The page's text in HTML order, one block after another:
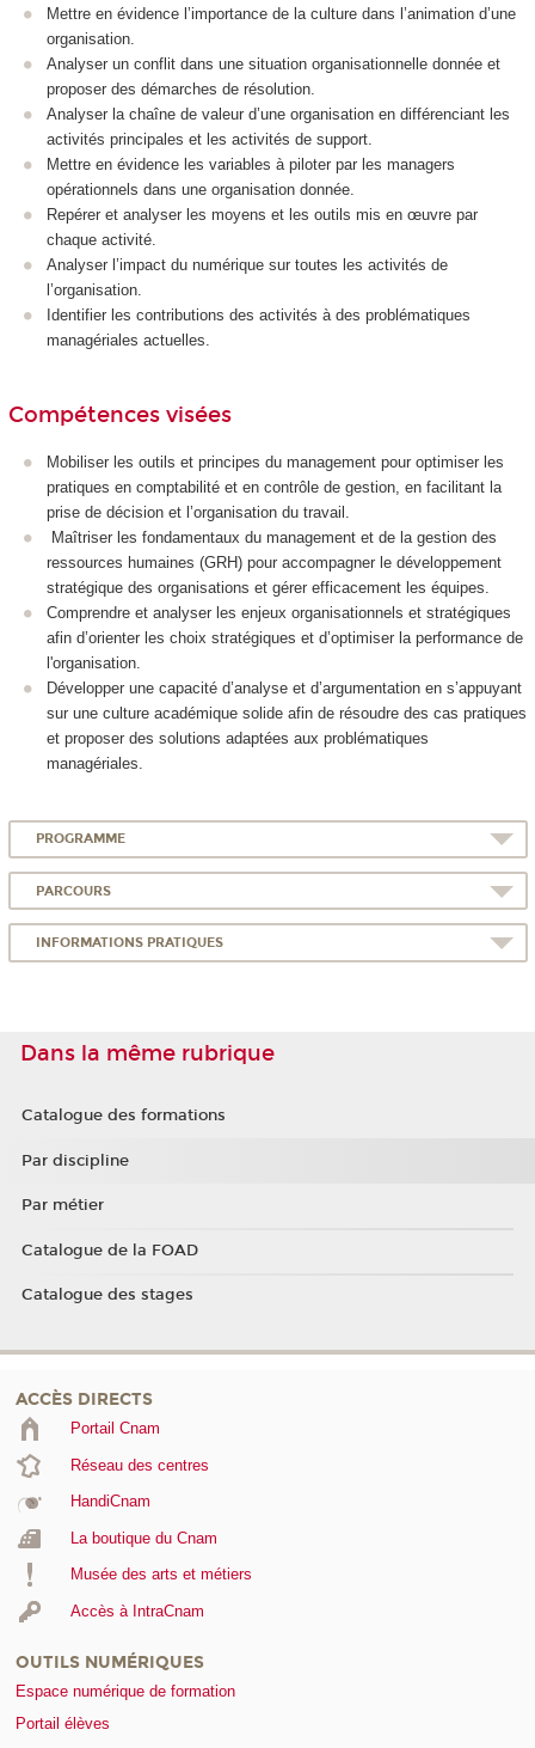
Mettre en évidence l’importance de la culture dans l’animation d’une
organisation.
Analyser un conflit dans une situation organisationnelle donnée et
proposer des démarches de résolution.
Analyser la chaîne de valeur d’une organisation en différenciant les
activités principales et les activités de support.
Mettre en évidence les variables à piloter par les managers
opérationnels dans une organisation donnée.
Repérer et analyser les moyens et les outils mis en œuvre par
chaque activité.
Analyser l’impact du numérique sur toutes les activités de
l’organisation.
Identifier les contributions des activités à des problématiques
managériales actuelles.
Compétences visées
Mobiliser les outils et principes du management pour optimiser les
pratiques en comptabilité et en contrôle de gestion, en facilitant la
prise de décision et l’organisation du travail.
Maîtriser les fondamentaux du management et de la gestion des
ressources humaines (GRH) pour accompagner le développement
stratégique des organisations et gérer efficacement les équipes.
Comprendre et analyser les enjeux organisationnels et stratégiques
afin d’orienter les choix stratégiques et d’optimiser la performance de
l'organisation.
Développer une capacité d’analyse et d’argumentation en s’appuyant
sur une culture académique solide afin de résoudre des cas pratiques
et proposer des solutions adaptées aux problématiques
managériales.
PROGRAMME
PARCOURS
INFORMATIONS PRATIQUES
Dans la même rubrique
Catalogue des formations
Par discipline
Par métier
Catalogue de la FOAD
Catalogue des stages
ACCÈS DIRECTS
Portail Cnam
Réseau des centres
HandiCnam
La boutique du Cnam
Musée des arts et métiers
Accès à IntraCnam
OUTILS NUMÉRIQUES
Espace numérique de formation
Portail élèves